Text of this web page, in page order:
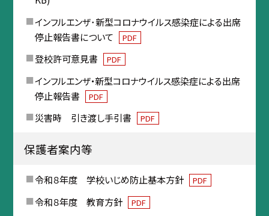
インフルエンザ･新型コロナウイルス感染症による出席
停止報告書について
PDF
登校許可意見書 PDF
インフルエンザ・新型コロナウイルス感染症による出席
停止報告書
PDF
災害時 引き渡し手引書 PDF
保護者案内等
令和８年度 学校いじめ防止基本方針 PDF
令和８年度 教育方針 PDF